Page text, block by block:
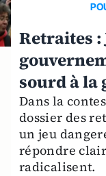
Retraites :
sourd à la
Dans la
dossier des
un jeu
répondre
radicalisent.